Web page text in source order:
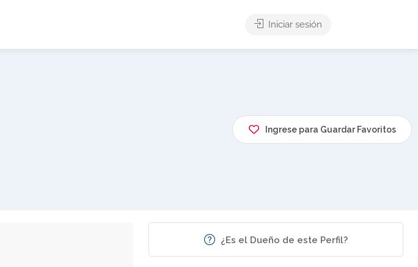
Iniciar sesión
Ingrese para Guardar Favoritos
¿Es el Dueño de este Perfil?